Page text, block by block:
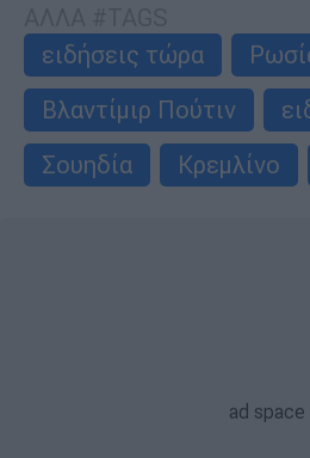
ειδήσεις τώρα
Βλαντίμιρ Πούτιν
Σουηδία
Κρεμλίνο